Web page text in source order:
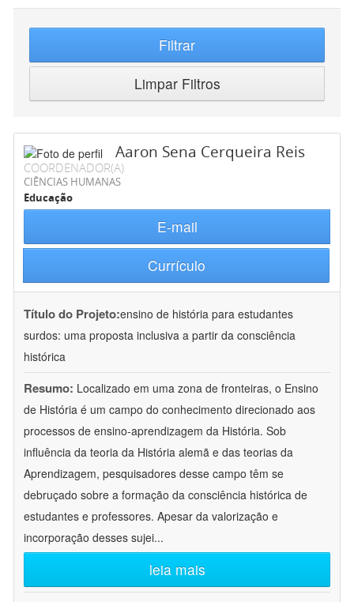
Filtrar
Limpar Filtros
Aaron Sena Cerqueira Reis
COORDENADOR(A)
CIÊNCIAS HUMANAS
Educação
E-mail
Currículo
Título do Projeto:ensino de história para estudantes
surdos: uma proposta inclusiva a partir da consciência
histórica
Resumo: Localizado em uma zona de fronteiras, o Ensino
de História é um campo do conhecimento direcionado aos
processos de ensino-aprendizagem da História. Sob
influência da teoria da História alemã e das teorias da
Aprendizagem, pesquisadores desse campo têm se
debruçado sobre a formação da consciência histórica de
estudantes e professores. Apesar da valorização e
incorporação desses sujei...
leia mais